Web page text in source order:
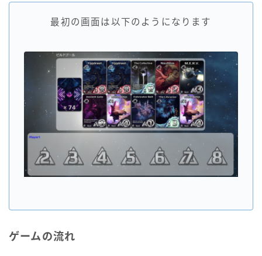
最初の画面は以下のようになります
ゲームの流れ